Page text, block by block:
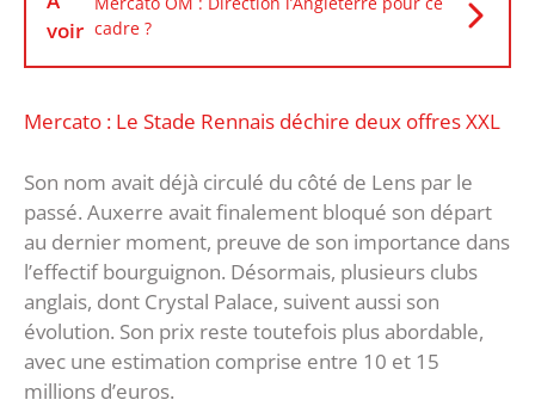
voir cadre ?
Mercato : Le Stade Rennais déchire deux offres XXL
Son nom avait déjà circulé du côté de Lens par le
passé. Auxerre avait finalement bloqué son départ
au dernier moment, preuve de son importance dans
l’effectif bourguignon. Désormais, plusieurs clubs
anglais, dont Crystal Palace, suivent aussi son
évolution. Son prix reste toutefois plus abordable,
avec une estimation comprise entre 10 et 15
millions d’euros.